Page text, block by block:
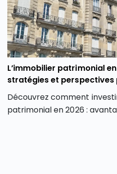
L’immobilier patrimonial
stratégies et perspectives
Découvrez comment
patrimonial en 2026 :